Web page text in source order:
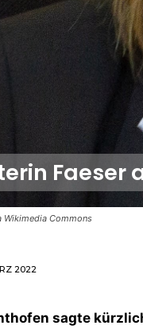
Wikimedia Commons
Faeser
2022
sagte